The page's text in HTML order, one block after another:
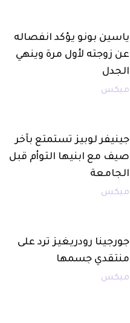
ياسين بونو يؤكد انفصاله
عن زوجته لأول مرة وينهي
الجدل
ميكس
جينيفر لوبيز تستمتع بآخر
صيف مع ابنيها التوأم قبل
الجامعة
ميكس
جورجينا رودريغيز ترد على
منتقدي جسمها
ميكس